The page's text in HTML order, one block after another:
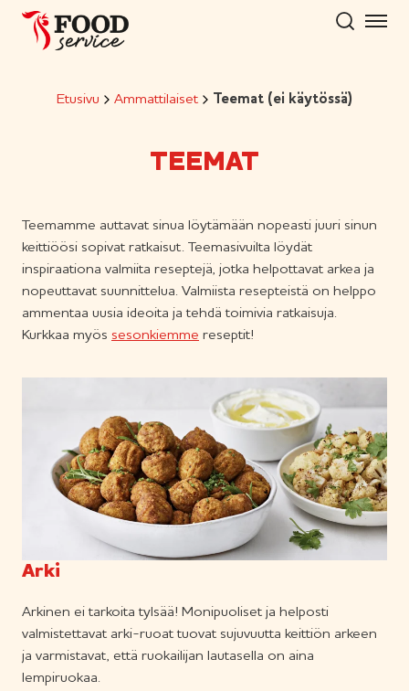
Hyppää
sisältöön
Etusivu Ammattilaiset Teemat (ei käytössä)
TEEMAT
Teemamme auttavat sinua löytämään nopeasti juuri sinun
keittiöösi sopivat ratkaisut. Teemasivuilta löydät
inspiraationa valmiita reseptejä, jotka helpottavat arkea ja
nopeuttavat suunnittelua. Valmiista resepteistä on helppo
ammentaa uusia ideoita ja tehdä toimivia ratkaisuja.
Kurkkaa myös sesonkiemme reseptit!
Arki
Arkinen ei tarkoita tylsää! Monipuoliset ja helposti
valmistettavat arki-ruoat tuovat sujuvuutta keittiön arkeen
ja varmistavat, että ruokailijan lautasella on aina
lempiruokaa.